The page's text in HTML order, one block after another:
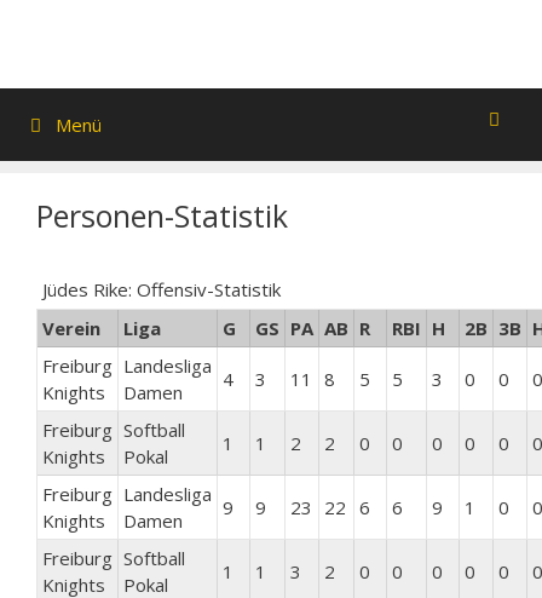
Menü
Personen-Statistik
Jüdes Rike: Offensiv-Statistik
Verein
Liga G GS PA AB R RBI H 2B 3B
Freiburg
Knights
Landesliga
Damen
4 3 11 8 5 5 3 0 0 0
Freiburg
Knights
Softball
Pokal
1 1 2 2 0 0 0 0 0 0
Freiburg
Knights
Landesliga
Damen
9 9 23 22 6 6 9 1 0 0
Freiburg
Knights
Softball
Pokal
1 1 3 2 0 0 0 0 0 0